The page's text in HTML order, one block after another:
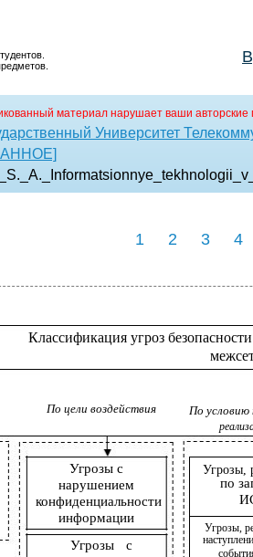
материал нарушает ваши авторские
Университет
1 2 3 4
Классификация угроз
По цели воздействия
Угрозы с
нарушением
конфиденциальности
информации
Угрозы с
По условию
Угрозы,
по
Угрозы,